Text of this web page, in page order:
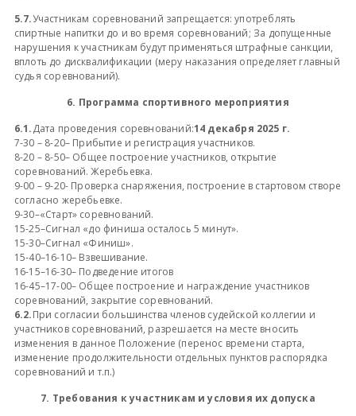
5.7.Участникам соревнований запрещается: употреблять
спиртные напитки до и во время соревнований; За допущенные
нарушения к участникам будут применяться штрафные санкции,
вплоть до дисквалификации (меру наказания определяет главный
судья соревнований).
6. Программа спортивного мероприятия
6.1.Дата проведения соревнований:14 декабря 2025 г.
7-30 – 8-20– Прибытие и регистрация участников.
8-20 – 8-50– Общее построение участников, открытие
соревнований. Жеребьевка.
9-00 – 9-20- Проверка снаряжения, построение в стартовом створе
согласно жеребьевке.
9-30–«Старт» соревнований.
15-25–Сигнал «до финиша осталось 5 минут».
15-30–Сигнал «Финиш».
15-40–16-10– Взвешивание.
16-15–16-30– Подведение итогов
16-45–17-00– Общее построение и награждение участников
соревнований, закрытие соревнований.
6.2.При согласии большинства членов судейской коллегии и
участников соревнований, разрешается на месте вносить
изменения в данное Положение (перенос времени старта,
изменение продолжительности отдельных пунктов распорядка
соревнований и т.п.)
7. Требования к участникам и условия их допуска